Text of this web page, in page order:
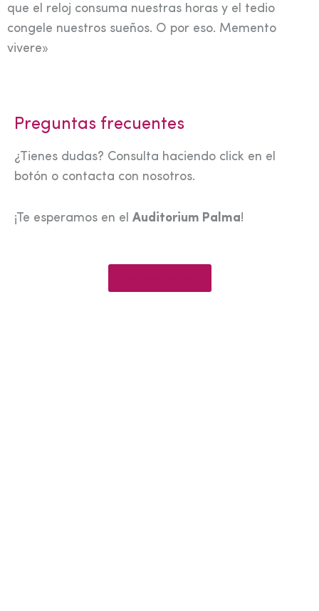
que el reloj consuma nuestras horas y el tedio
congele nuestros sueños. O por eso. Memento
vivere»
Preguntas frecuentes
¿Tienes dudas? Consulta haciendo click en el
botón o contacta con nosotros.
¡Te esperamos en el Auditorium Palma!